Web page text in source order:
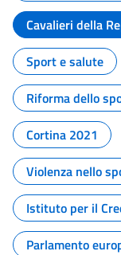
Cavalieri della
Sport e salute
Riforma dello
Cortina 2021
Violenza nello
Istituto per il
Parlamento